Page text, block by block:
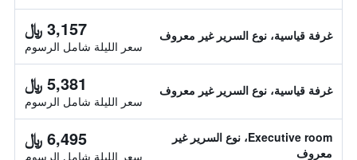
غرفة قياسية، نوع السرير غير معروف 3,157 ﷼
سعر الليلة شامل الرسوم
غرفة قياسية، نوع السرير غير معروف 5,381 ﷼
سعر الليلة شامل الرسوم
Executive room، نوع السرير غير
معروف
6,495 ﷼
سعر الليلة شامل الرسوم